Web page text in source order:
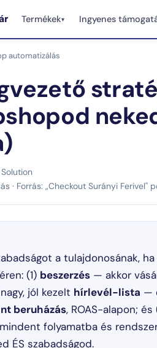
Termékek▾ Ingyenes
automatizálás
Solution
· Forrás: „Checkout Surányi Ferivel"
a tulajdonosának,
(1) beszerzés — akkor
jól kezelt hírlevél-lista —
beruházás, ROAS-alapon; és
folyamatba és
ÉS szabadságod.